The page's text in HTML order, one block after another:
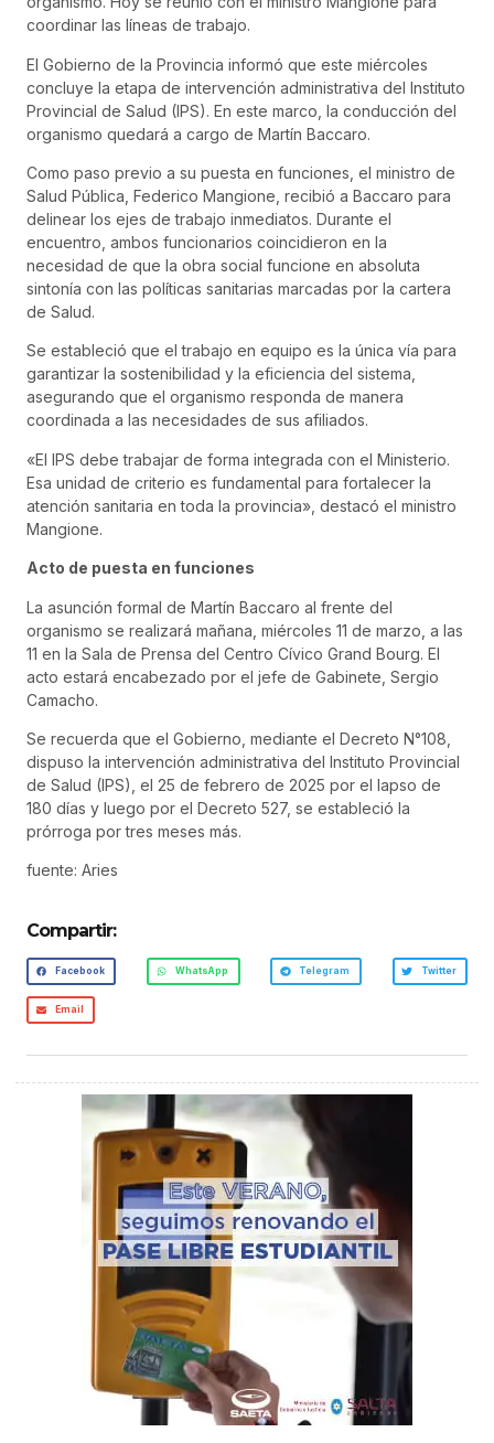
coordinar las líneas de trabajo.
El Gobierno de la Provincia informó que este miércoles
concluye la etapa de intervención administrativa del Instituto
Provincial de Salud (IPS). En este marco, la conducción del
organismo quedará a cargo de Martín Baccaro.
Como paso previo a su puesta en funciones, el ministro de
Salud Pública, Federico Mangione, recibió a Baccaro para
delinear los ejes de trabajo inmediatos. Durante el
encuentro, ambos funcionarios coincidieron en la
necesidad de que la obra social funcione en absoluta
sintonía con las políticas sanitarias marcadas por la cartera
de Salud.
Se estableció que el trabajo en equipo es la única vía para
garantizar la sostenibilidad y la eficiencia del sistema,
asegurando que el organismo responda de manera
coordinada a las necesidades de sus afiliados.
«El IPS debe trabajar de forma integrada con el Ministerio.
Esa unidad de criterio es fundamental para fortalecer la
atención sanitaria en toda la provincia», destacó el ministro
Mangione.
Acto de puesta en funciones
La asunción formal de Martín Baccaro al frente del
organismo se realizará mañana, miércoles 11 de marzo, a las
11 en la Sala de Prensa del Centro Cívico Grand Bourg. El
acto estará encabezado por el jefe de Gabinete, Sergio
Camacho.
Se recuerda que el Gobierno, mediante el Decreto N°108,
dispuso la intervención administrativa del Instituto Provincial
de Salud (IPS), el 25 de febrero de 2025 por el lapso de
180 días y luego por el Decreto 527, se estableció la
prórroga por tres meses más.
fuente: Aries
Compartir:
Facebook WhatsApp Telegram Twitter
Email